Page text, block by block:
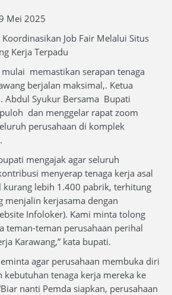
Mei 2025
Job Fair Melalui Situs
Kerja Terpadu
memastikan serapan tenaga
berjalan maksimal,. Ketua
Abdul Syukur Bersama Bupati
dan menggelar rapat zoom
perusahaan di komplek
mengajak agar seluruh
menyerap tenaga kerja asal
kurang lebih 1.400 pabrik, terhitung
menjalin kerjasama dengan
Infoloker). Kami minta tolong
teman-teman perusahaan perihal
Karawang,” kata bupati.
agar perusahaan membuka diri
kebutuhan tenaga kerja mereka ke
nanti Pemda siapkan, perusahaan